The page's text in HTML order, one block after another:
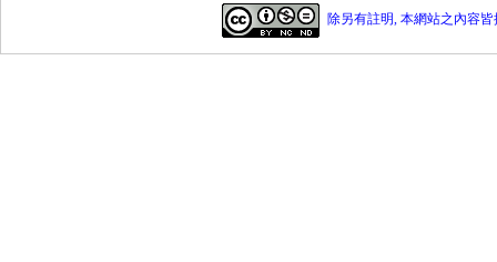
除另有註明, 本網站之內容